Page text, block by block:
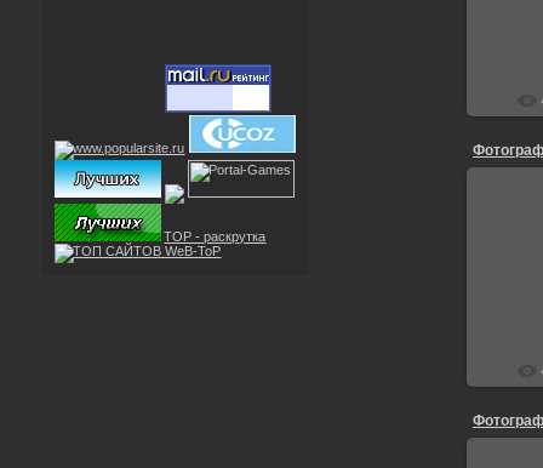
TOP - раскрутка